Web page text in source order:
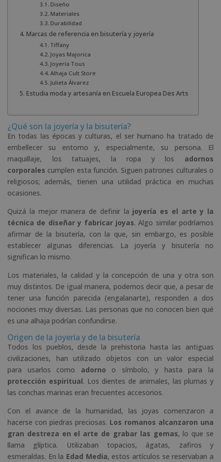
Diseño
Materiales
Durabilidad
Marcas de referencia en bisutería y joyería
Tiffany
Joyas Majorica
Joyería Tous
Alhaja Cult Store
Julieta Álvarez
Estudia moda y artesanía en Escuela Europea Des Arts
¿Qué son la joyería y la bisutería?
En todas las épocas y culturas, el ser humano ha tratado de
embellecer su entorno y, especialmente, su persona. El
maquillaje, los tatuajes, la ropa y los adornos
corporales cumplen esta función. Siguen patrones culturales o
religiosos; además, tienen una utilidad práctica en muchas
ocasiones.
Quizá la mejor manera de definir la joyería es el arte y la
técnica de diseñar y fabricar joyas. Algo similar podríamos
afirmar de la bisutería, con la que, sin embargo, es posible
establecer algunas diferencias. La joyería y bisutería no
significan lo mismo.
Los materiales, la calidad y la concepción de una y otra son
muy distintos. De igual manera, podemos decir que, a pesar de
tener una función parecida (engalanarte), responden a dos
nociones muy diversas. Las personas que no conocen bien qué
es una alhaja podrían confundirse.
Origen de la joyería y de la bisutería
Todos los pueblos, desde la prehistoria hasta las antiguas
civilizaciones, han utilizado objetos con un valor especial
para usarlos como adorno o símbolo, y hasta para la
protección espiritual. Los dientes de animales, las plumas y
las conchas marinas eran frecuentes accesorios.
Con el avance de la humanidad, las joyas comenzaron a
hacerse con piedras preciosas. Los romanos alcanzaron una
gran destreza en el arte de grabar las gemas, lo que se
llama glíptica. Utilizaban topacios, ágatas, zafiros y
esmeraldas. En la Edad Media, estos artículos se reservaban a